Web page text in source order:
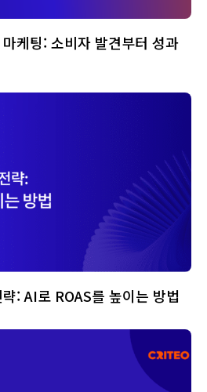
케팅: 소비자 발견부터 성과
: AI로 ROAS를 높이는 방법